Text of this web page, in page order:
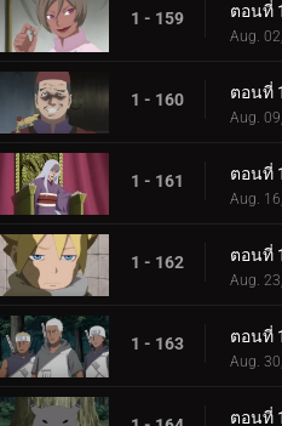
1 - 159 ตอนที่
Aug.
1 - 160
Aug.
1 - 161 ตอนที่
Aug.
1 - 162
Aug.
1 - 163 ตอนที่
Aug.